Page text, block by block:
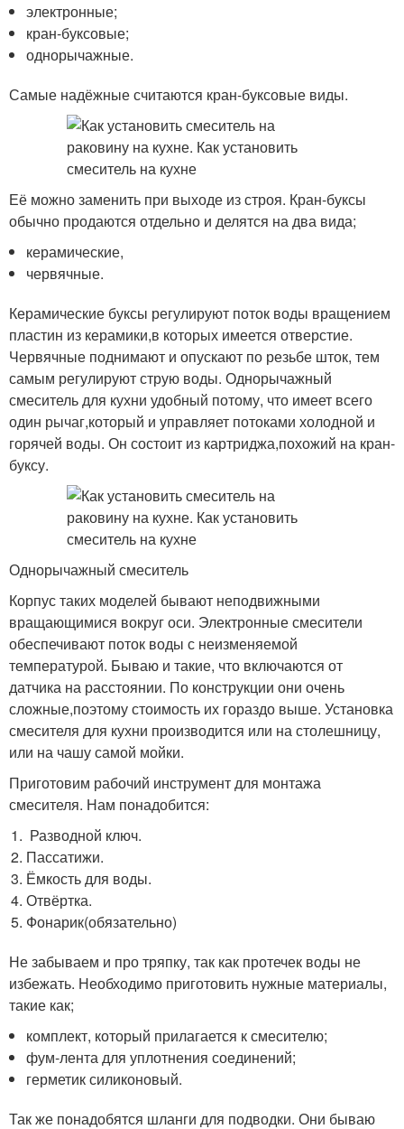
электронные;
кран-буксовые;
однорычажные.
Самые надёжные считаются кран-буксовые виды.
Её можно заменить при выходе из строя. Кран-буксы
обычно продаются отдельно и делятся на два вида;
керамические,
червячные.
Керамические буксы регулируют поток воды вращением
пластин из керамики,в которых имеется отверстие.
Червячные поднимают и опускают по резьбе шток, тем
самым регулируют струю воды. Однорычажный
смеситель для кухни удобный потому, что имеет всего
один рычаг,который и управляет потоками холодной и
горячей воды. Он состоит из картриджа,похожий на кран-
буксу.
Однорычажный смеситель
Корпус таких моделей бывают неподвижными
вращающимися вокруг оси. Электронные смесители
обеспечивают поток воды с неизменяемой
температурой. Бываю и такие, что включаются от
датчика на расстоянии. По конструкции они очень
сложные,поэтому стоимость их гораздо выше. Установка
смесителя для кухни производится или на столешницу,
или на чашу самой мойки.
Приготовим рабочий инструмент для монтажа
смесителя. Нам понадобится:
Разводной ключ.
Пассатижи.
Ёмкость для воды.
Отвёртка.
Фонарик(обязательно)
Не забываем и про тряпку, так как протечек воды не
избежать. Необходимо приготовить нужные материалы,
такие как;
комплект, который прилагается к смесителю;
фум-лента для уплотнения соединений;
герметик силиконовый.
Так же понадобятся шланги для подводки. Они бываю